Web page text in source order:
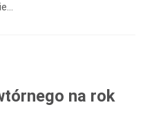
na rok